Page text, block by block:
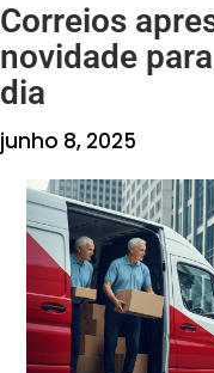
Correios
novidade
dia
junho 8, 2025